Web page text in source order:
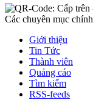
Các chuyên mục chính
Giới thiệu
Tin Tức
Thành viên
Quảng cáo
Tìm kiếm
RSS-feeds